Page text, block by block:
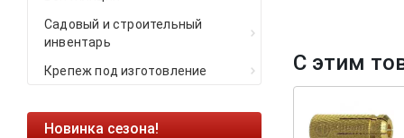
Садовый и строительный
инвентарь
Крепеж под изготовление
Новинка сезона! Ликвидация
С этим